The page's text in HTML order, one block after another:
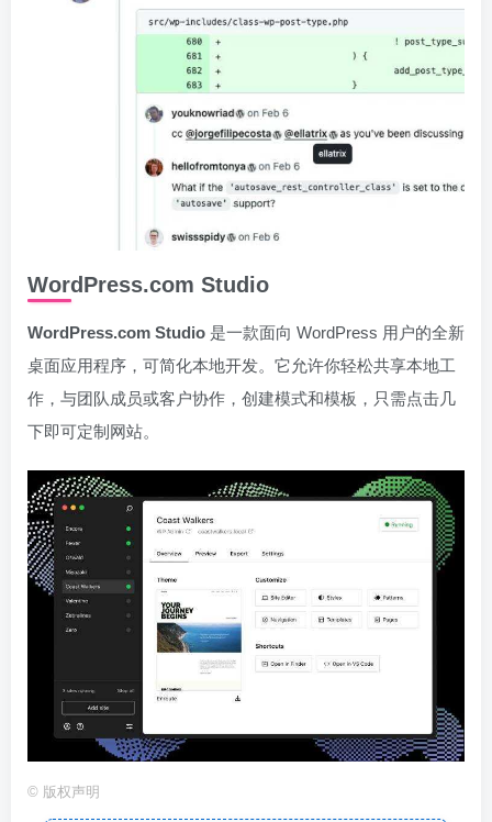
WordPress.com Studio
WordPress.com Studio 是一款面向 WordPress 用户的全新
桌面应用程序，可简化本地开发。它允许你轻松共享本地工
作，与团队成员或客户协作，创建模式和模板，只需点击几
下即可定制网站。
© 版权声明